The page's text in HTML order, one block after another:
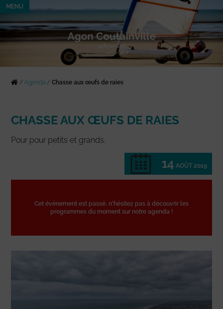
MENU
/Agenda /Chasse aux œufs de raies
CHASSE AUX ŒUFS DE RAIES
Pour pour petits et grands.
14 AOÛT 2019
Cet événement est passé, n'hésitez pas à découvrir les
programmes du moment sur notre agenda !